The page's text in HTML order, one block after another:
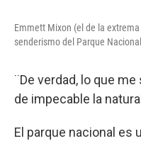
Emmett Mixon (el de la
senderismo del Parque
¨De verdad, lo que
de impecable la
El parque nacional es